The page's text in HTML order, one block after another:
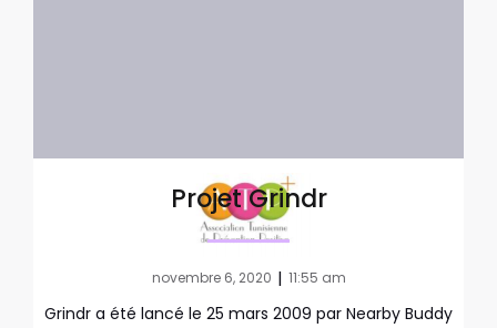
Projet Grindr
novembre 6, 2020 | 11:55 am
Grindr a été lancé le 25 mars 2009 par Nearby Buddy